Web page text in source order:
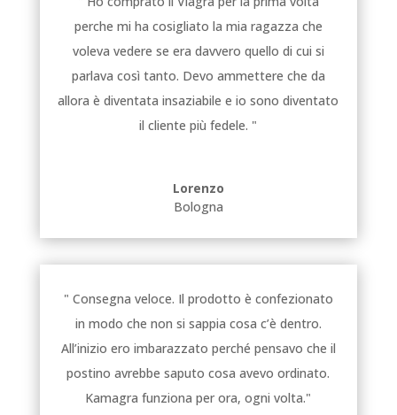
perche mi ha cosigliato la mia ragazza che
voleva vedere se era davvero quello di cui si
parlava così tanto. Devo ammettere che da
allora è diventata insaziabile e io sono diventato
il cliente più fedele. "
Lorenzo
Bologna
" Consegna veloce. Il prodotto è confezionato
in modo che non si sappia cosa c’è dentro.
All’inizio ero imbarazzato perché pensavo che il
postino avrebbe saputo cosa avevo ordinato.
Kamagra funziona per ora, ogni volta."